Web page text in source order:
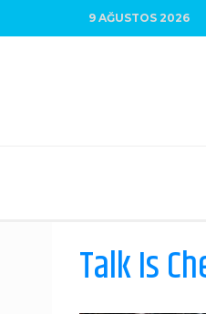
9 AĞUSTOS 2026
Talk Is